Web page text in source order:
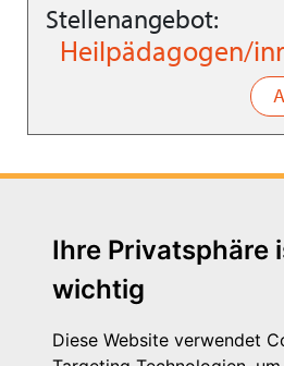
Ihre Privatsphäre
wichtig
Diese Website verwendet
Stellenangebot:
Heilpädagogen/